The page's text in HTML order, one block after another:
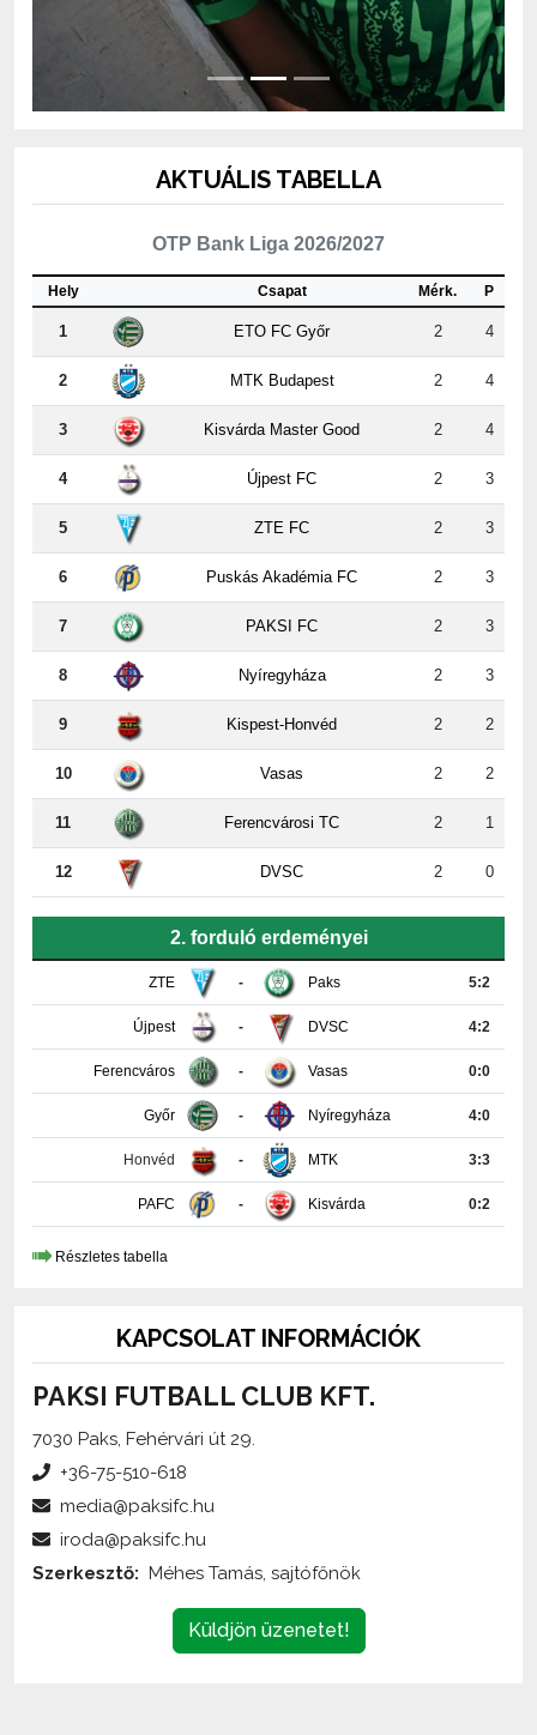
AKTUÁLIS TABELLA
OTP Bank Liga 2026/2027
Hely Csapat Mérk. P
1 ETO FC Győr 2 4
2 MTK Budapest 2 4
3 Kisvárda Master Good 2 4
4 Újpest FC 2 3
5 ZTE FC 2 3
6 Puskás Akadémia FC 2 3
7 PAKSI FC 2 3
8 Nyíregyháza 2 3
9 Kispest-Honvéd 2 2
10 Vasas 2 2
11 Ferencvárosi TC 2 1
12 DVSC 2 0
2. forduló erdeményei
ZTE - Paks 5:2
Újpest - DVSC 4:2
Ferencváros - Vasas 0:0
Győr - Nyíregyháza 4:0
Honvéd - MTK 3:3
PAFC - Kisvárda 0:2
Részletes tabella
KAPCSOLAT INFORMÁCIÓK
PAKSI FUTBALL CLUB KFT.
7030 Paks, Fehérvári út 29.
+36-75-510-618
media@paksifc.hu
iroda@paksifc.hu
Szerkesztő: Méhes Tamás, sajtófőnök
Küldjön üzenetet!